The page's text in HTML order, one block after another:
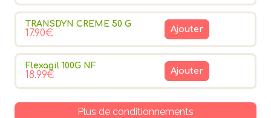
TRANSDYN CREME 50 G
17.90€ Ajouter
Flexagil 100G NF
18.99€ Ajouter
Plus de conditionnements